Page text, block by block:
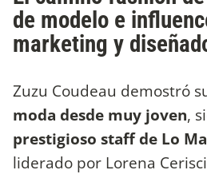
de modelo e
marketing y
Zuzu Coudeau demostró
moda desde muy joven,
prestigioso staff de Lo
liderado por Lorena